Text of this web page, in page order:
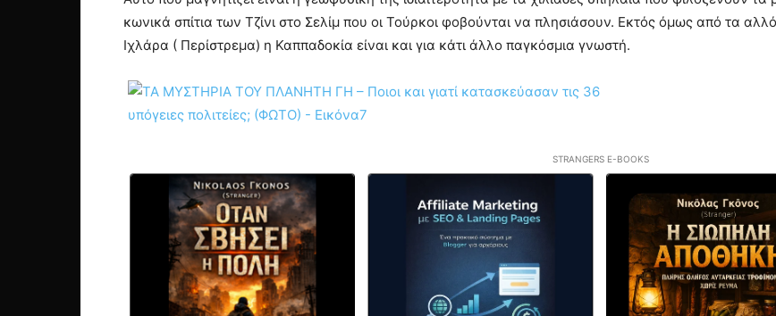
κωνικά σπίτια των Τζίνι στο Σελίμ που οι Τούρκοι φοβούνται να πλησιάσουν. Εκτός όμως από τα
Ιχλάρα ( Περίστρεμα) η Καππαδοκία είναι και για κάτι άλλο παγκόσμια γνωστή.
STRANGERS E-BOOKS